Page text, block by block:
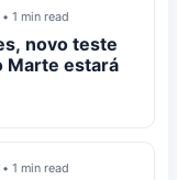
• 1 min read
novo teste
Marte estará
• 1 min read